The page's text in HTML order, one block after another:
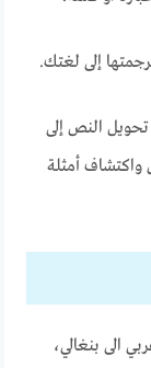
إلى لغتك.
تحويل النص إلى
أمثلة
الى بنغالي،